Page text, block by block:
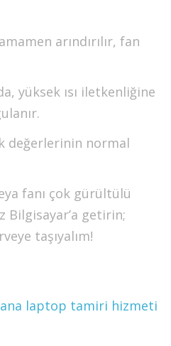
arındırılır, fan
yüksek ısı iletkenliğine
değerlerinin normal
fanı çok gürültülü
Bilgisayar’a getirin;
taşıyalım!
laptop tamiri hizmeti